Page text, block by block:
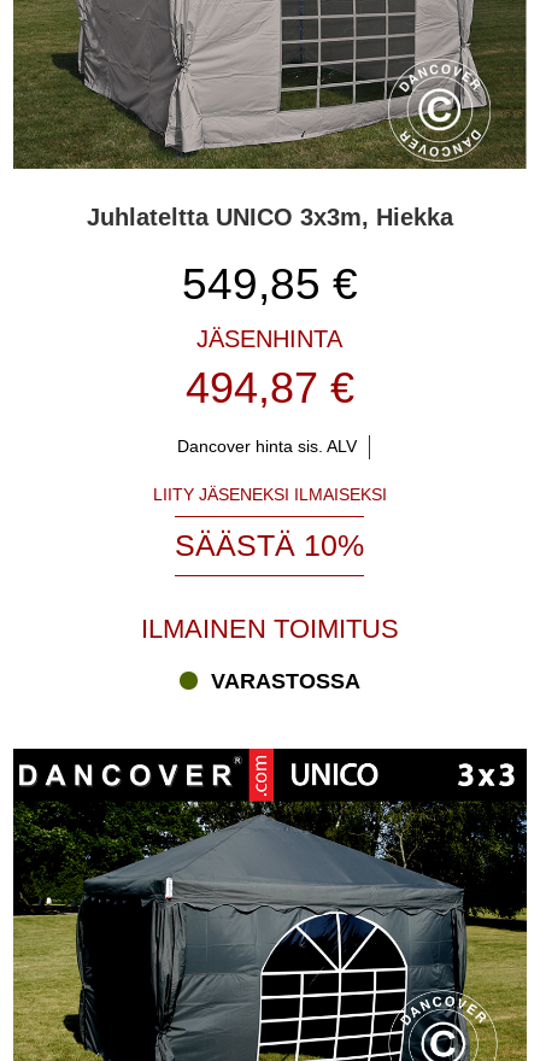
musta ja valkoinen. Me suunnittelemme, valmistamme ja
tarjoamme yhden markkinoiden suurimmista valikoimista
juhlatelttoja sekä tarjoamme henkilökohtaista palvelua ennen
ostoa, sen aikana ja jälkeen.
Juhlateltta UNICO 3x3m, Hiekka
549,85 €
JÄSENHINTA
494,87 €
Dancover hinta sis. ALV
LIITY JÄSENEKSI ILMAISEKSI
SÄÄSTÄ 10%
ILMAINEN TOIMITUS
VARASTOSSA